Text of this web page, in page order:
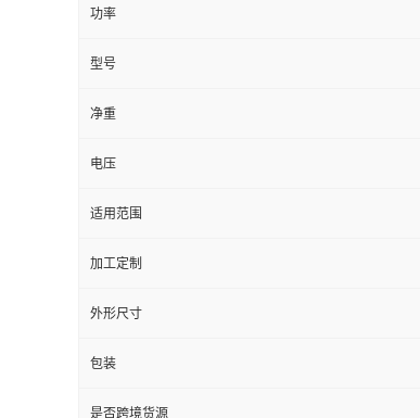
功率
型号
净重
电压
适用范围
加工定制
外形尺寸
包装
是否跨境货源